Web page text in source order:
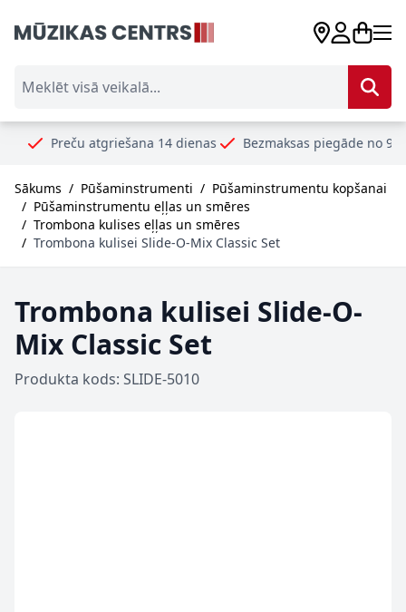
atgriešana 14 dienas Bezmaksas piegāde no 99€
Sākums / Pūšaminstrumenti / Pūšaminstrumentu kopšanai
/ Pūšaminstrumentu eļļas un smēres
/ Trombona kulises eļļas un smēres
/ Trombona kulisei Slide-O-Mix Classic Set
Trombona kulisei Slide-O-
Mix Classic Set
Produkta kods: SLIDE-5010